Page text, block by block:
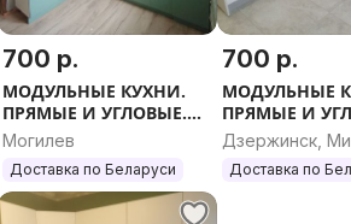
700 р.
МОДУЛЬНЫЕ КУХНИ.
ПРЯМЫЕ И УГЛОВЫЕ.
ЛЮБОЙ РАЗМЕР.
Могилев
Доставка по Беларуси
700 р.
МОДУЛЬНЫЕ
ПРЯМЫЕ И
ЛЮБОЙ
Дзержинск,
область
Доставка по